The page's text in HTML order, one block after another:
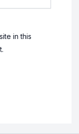
in this